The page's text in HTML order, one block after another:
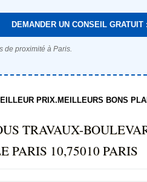
DEMANDER UN CONSEIL GRATUIT
de proximité à Paris.
PRIX.MEILLEURS BONS
TRAVAUX-
PARIS 10,75010 PARIS